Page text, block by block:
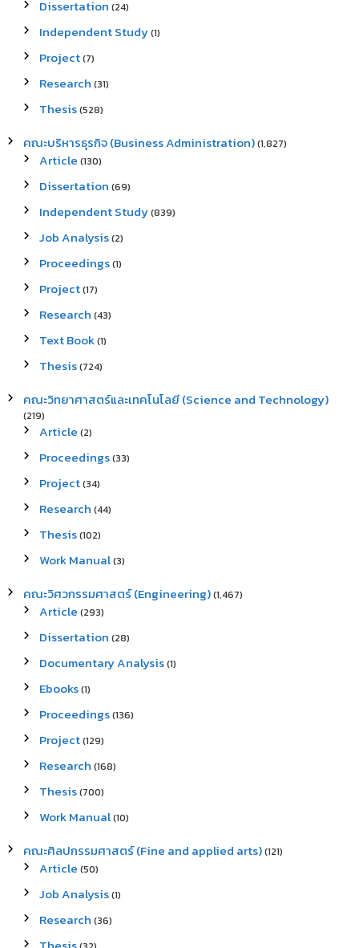
Dissertation (24)
Independent Study(1)
Project(7)
Research (31)
Thesis(528)
คณะบริหารธุรกิจ (Business Administration)(1,827)
Article (130)
Dissertation (69)
Independent Study(839)
Job Analysis(2)
Proceedings(1)
Project(17)
Research (43)
Text Book(1)
Thesis(724)
คณะวิทยาศาสตร์และเทคโนโลยี (Science and Technology)
(219)
Article (2)
Proceedings(33)
Project(34)
Research (44)
Thesis(102)
Work Manual(3)
คณะวิศวกรรมศาสตร์ (Engineering)(1,467)
Article (293)
Dissertation (28)
Documentary Analysis(1)
Ebooks(1)
Proceedings(136)
Project(129)
Research (168)
Thesis(700)
Work Manual(10)
คณะศิลปกรรมศาสตร์ (Fine and applied arts)(121)
Article (50)
Job Analysis(1)
Research (36)